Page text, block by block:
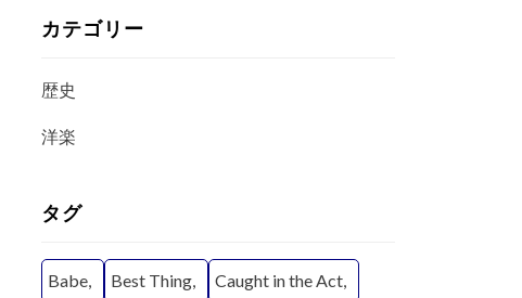
カテゴリー
歴史
洋楽
タグ
Babe Best Thing Caught in the Act